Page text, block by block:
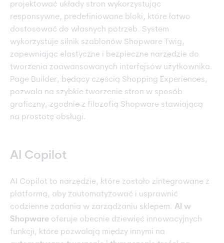
projektować układy stron wykorzystując
responsywne, predefiniowane bloki, które łatwo
dostosować do własnych potrzeb. System
wykorzystuje silnik szablonów Shopware Twig,
zapewniając elastyczne i bezpieczne narzędzie do
tworzenia zaawansowanych interfejsów użytkownika.
Page Builder, będący częścią Shopping Experiences,
pozwala na szybkie tworzenie stron w sposób
graficzny, zgodnie z filozofią Shopware stawiającą
na prostotę obsługi.
AI Copilot
AI Copilot to narzędzie, które zostało zintegrowane z
platformą, aby zautomatyzować i usprawnić
codzienne zadania w zarządzaniu sklepem. AI w
Shopware oferuje obecnie dziewięć innowacyjnych
funkcji, które pozwalają między innymi na